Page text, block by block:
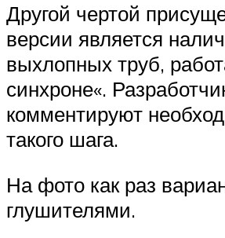
Другой чертой
версии является
выхлопных труб,
синхроне«.
комментируют
такого шага.
На фото как раз
глушителями.